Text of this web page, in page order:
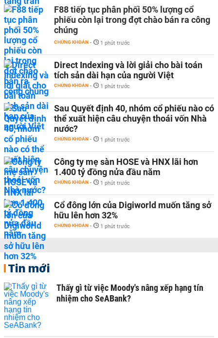
F88 tiếp tục phân phối 50% lượng cổ
phiếu còn lại trong đợt chào bán ra công
chúng
CHỨNG KHOÁN - 1 phút trước
Direct Indexing và lời giải cho bài toán
tích sản dài hạn của người Việt
CHỨNG KHOÁN - 1 phút trước
Sau Quyết định 40, nhóm cổ phiếu nào có
thể xuất hiện câu chuyện thoái vốn Nhà
nước?
CHỨNG KHOÁN - 1 phút trước
Công ty mẹ sàn HOSE và HNX lãi hơn
1.400 tỷ đồng nửa đầu năm
CHỨNG KHOÁN - 1 phút trước
Cổ đông lớn của Digiworld muốn tăng sở
hữu lên hơn 32%
CHỨNG KHOÁN - 1 phút trước
Tin mới
Thấy gì từ việc Moody's nâng xếp hạng tín
nhiệm cho SeABank?